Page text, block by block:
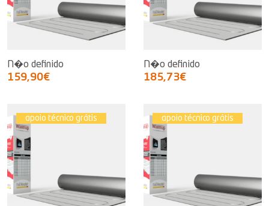
N�o definido
159,90€
N�o definido
185,73€
apoio técnico grátis apoio técnico grátis